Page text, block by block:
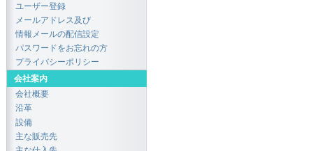
ユーザー登録
メールアドレス及び
情報メールの配信設定
パスワードをお忘れの方
プライバシーポリシー
会社案内
会社概要
沿革
設備
主な販売先